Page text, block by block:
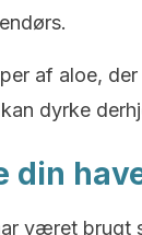
af aloe,
dyrke
din
været brugt